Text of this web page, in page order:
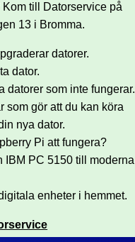
till Datorservice på
13 i Bromma.
datorer.
dator.
datorer som inte fungerar.
som gör att du kan köra
nya dator.
Pi att fungera?
IBM PC 5150 till moderna
enheter i hemmet.